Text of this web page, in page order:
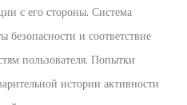
с его стороны. Система
безопасности и соответствие
пользователя. Попытки
истории активности